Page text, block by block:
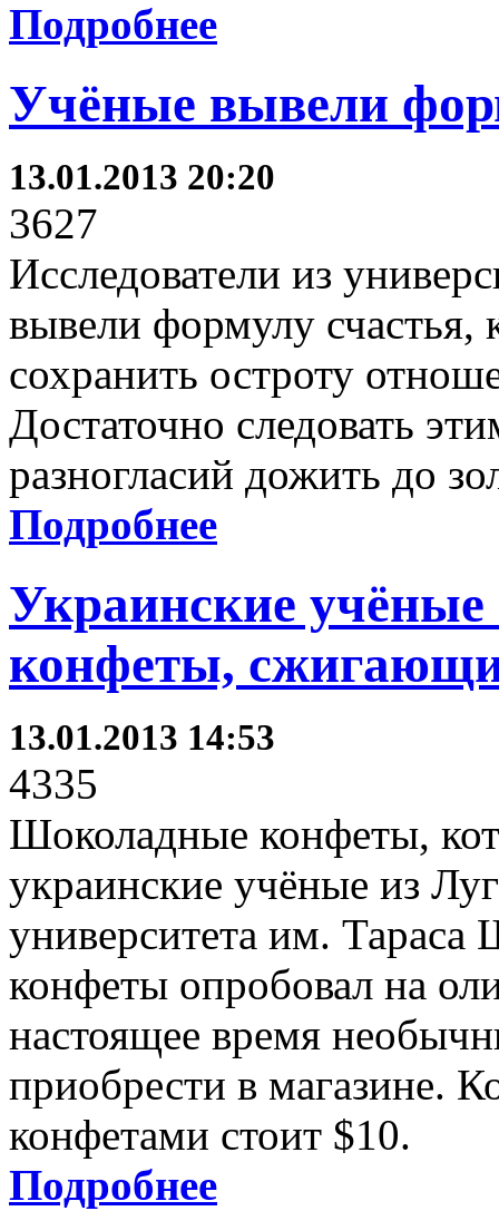
Подробнее
Учёные вывели
13.01.2013 20:20
3627
Исследователи из
вывели формулу счастья,
сохранить остроту
Достаточно следовать
разногласий дожить до
Подробнее
Украинские
конфеты,
13.01.2013 14:53
4335
Шоколадные конфеты,
украинские учёные из
университета им. Тараса
конфеты опробовал на
настоящее время
приобрести в магазине.
конфетами стоит $10.
Подробнее